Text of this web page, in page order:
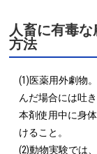
人畜に有毒
方法
(1)医薬用外劇物
んだ場合には吐
本剤使用中に身
けること。
(2)動物実験では